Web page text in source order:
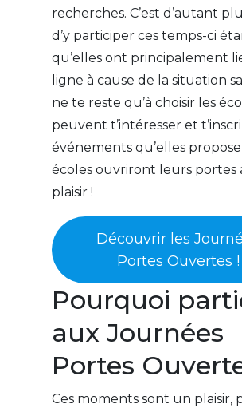
recherches. C’est d’autant
d’y participer ces temps-ci
qu’elles ont principalement
ligne à cause de la situation
ne te reste qu’à choisir les
peuvent t’intéresser et
événements qu’elles
écoles ouvriront leurs portes
plaisir !
Découvrir les
Portes Ouvertes !
Pourquoi
aux Journées
Portes
Ces moments sont un plaisir,